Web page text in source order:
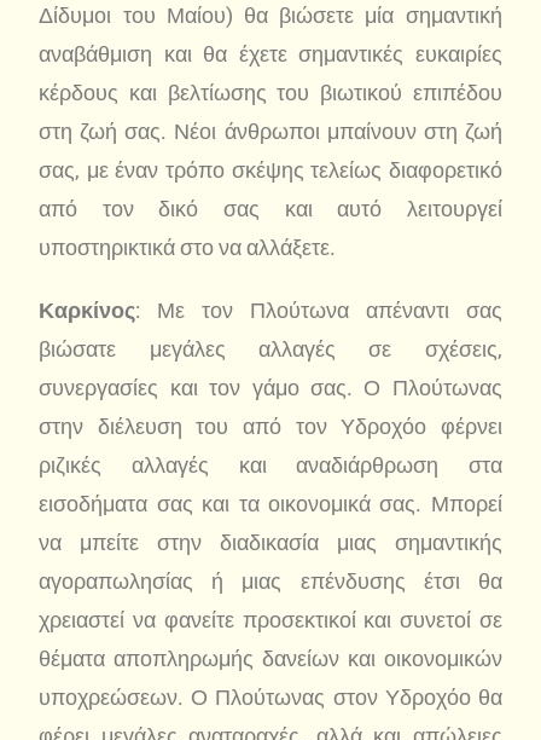
Δίδυμοι του Μαίου) θα βιώσετε μία σημαντική
αναβάθμιση και θα έχετε σημαντικές ευκαιρίες
κέρδους και βελτίωσης του βιωτικού επιπέδου
στη ζωή σας. Νέοι άνθρωποι μπαίνουν στη ζωή
σας, με έναν τρόπο σκέψης τελείως διαφορετικό
από τον δικό σας και αυτό λειτουργεί
υποστηρικτικά στο να αλλάξετε.
Καρκίνος: Με τον Πλούτωνα απέναντι σας
βιώσατε μεγάλες αλλαγές σε σχέσεις,
συνεργασίες και τον γάμο σας. Ο Πλούτωνας
στην διέλευση του από τον Υδροχόο φέρνει
ριζικές αλλαγές και αναδιάρθρωση στα
εισοδήματα σας και τα οικονομικά σας. Μπορεί
να μπείτε στην διαδικασία μιας σημαντικής
αγοραπωλησίας ή μιας επένδυσης έτσι θα
χρειαστεί να φανείτε προσεκτικοί και συνετοί σε
θέματα αποπληρωμής δανείων και οικονομικών
υποχρεώσεων. Ο Πλούτωνας στον Υδροχόο θα